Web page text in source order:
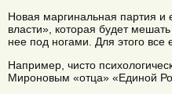
Новая маргинальная партия и
власти», которая будет
нее под ногами. Для этого все
Например, чисто
Мироновым «отца» «Единой